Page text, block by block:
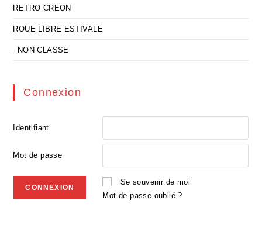
RETRO CREON
ROUE LIBRE ESTIVALE
_NON CLASSE
Connexion
Identifiant
Mot de passe
Se souvenir de moi
Mot de passe oublié ?